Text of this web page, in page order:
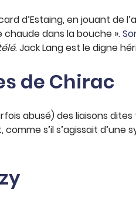
d’Estaing, en jouant de
dans la bouche ».
. Jack Lang est le digne
de Chirac
abusé) des liaisons
s’il s’agissait d’une